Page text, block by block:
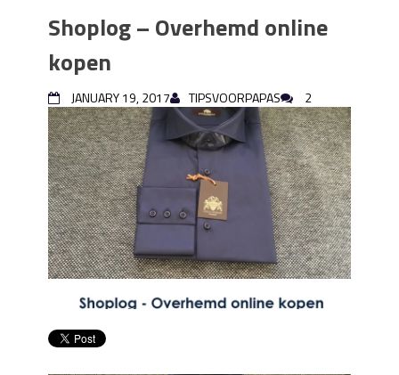
Shoplog – Overhemd online
kopen
JANUARY 19, 2017 TIPSVOORPAPAS 2